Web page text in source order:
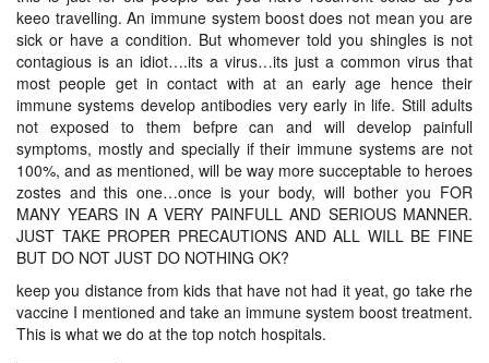
keeo travelling. An immune system boost does not mean you are
sick or have a condition. But whomever told you shingles is not
contagious is an idiot….its a virus…its just a common virus that
most people get in contact with at an early age hence their
immune systems develop antibodies very early in life. Still adults
not exposed to them befpre can and will develop painfull
symptoms, mostly and specially if their immune systems are not
100%, and as mentioned, will be way more succeptable to heroes
zostes and this one…once is your body, will bother you FOR
MANY YEARS IN A VERY PAINFULL AND SERIOUS MANNER.
JUST TAKE PROPER PRECAUTIONS AND ALL WILL BE FINE
BUT DO NOT JUST DO NOTHING OK?
keep you distance from kids that have not had it yeat, go take rhe
vaccine I mentioned and take an immune system boost treatment.
This is what we do at the top notch hospitals.